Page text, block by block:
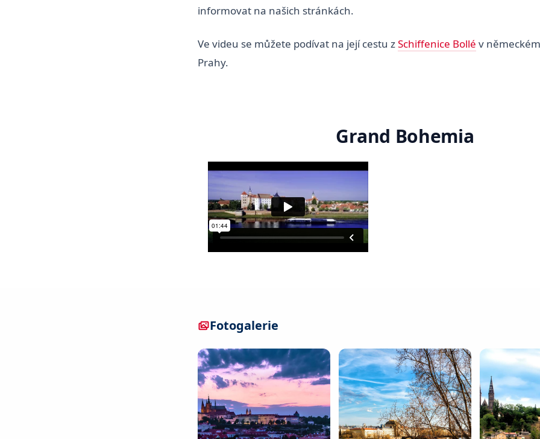
informovat na našich stránkách.
Ve videu se můžete podívat na její cestu zSchiffenice Bollé v
Prahy.
Grand Bohemia
Fotogalerie